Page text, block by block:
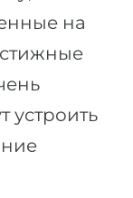
на
устроить